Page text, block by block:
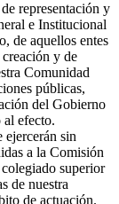
representación y
e Institucional
de aquellos entes
y de
Comunidad
públicas,
del Gobierno
al efecto.
ejercerán sin
a la Comisión
superior
de nuestra
de actuación.